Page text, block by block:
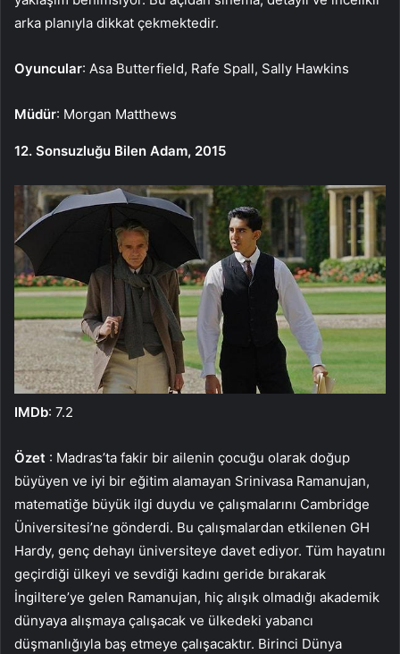
arka planıyla dikkat çekmektedir.
Oyuncular: Asa Butterfield, Rafe Spall, Sally Hawkins
Müdür: Morgan Matthews
12. Sonsuzluğu Bilen Adam, 2015
IMDb: 7.2
Özet : Madras’ta fakir bir ailenin çocuğu olarak doğup
büyüyen ve iyi bir eğitim alamayan Srinivasa Ramanujan,
matematiğe büyük ilgi duydu ve çalışmalarını Cambridge
Üniversitesi’ne gönderdi. Bu çalışmalardan etkilenen GH
Hardy, genç dehayı üniversiteye davet ediyor. Tüm hayatını
geçirdiği ülkeyi ve sevdiği kadını geride bırakarak
İngiltere’ye gelen Ramanujan, hiç alışık olmadığı akademik
dünyaya alışmaya çalışacak ve ülkedeki yabancı
düşmanlığıyla baş etmeye çalışacaktır. Birinci Dünya